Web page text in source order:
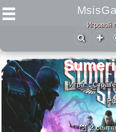
Игровой
-Игра
PC
2